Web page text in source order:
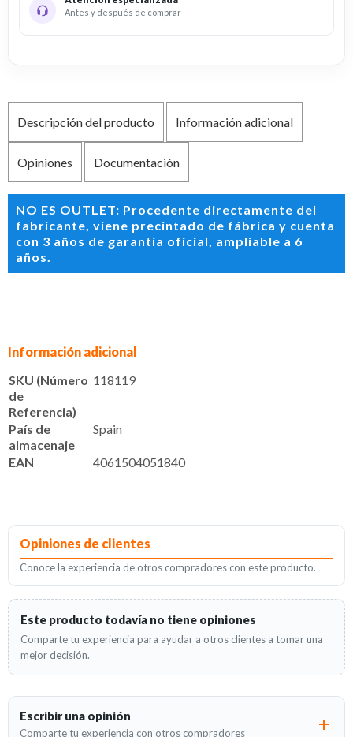
Antes y después de comprar
Descripción del producto Información adicional
Opiniones Documentación
NO ES OUTLET: Procedente directamente del
fabricante, viene precintado de fábrica y cuenta
con 3 años de garantía oficial, ampliable a 6
años.
Información adicional
SKU (Número
de
Referencia)
118119
País de
almacenaje
Spain
EAN 4061504051840
Opiniones de clientes
Conoce la experiencia de otros compradores con este producto.
Este producto todavía no tiene opiniones
Comparte tu experiencia para ayudar a otros clientes a tomar una
mejor decisión.
Escribir una opinión
Comparte tu experiencia con otros compradores